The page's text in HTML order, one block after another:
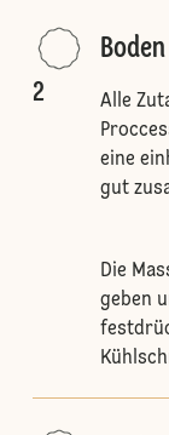
2
Boden
Alle
eine
gut
Die
geben